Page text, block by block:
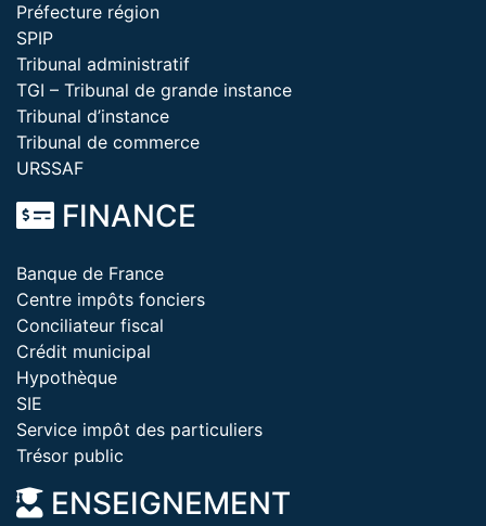
Préfecture région
SPIP
Tribunal administratif
TGI – Tribunal de grande instance
Tribunal d’instance
Tribunal de commerce
URSSAF
FINANCE
Banque de France
Centre impôts fonciers
Conciliateur fiscal
Crédit municipal
Hypothèque
SIE
Service impôt des particuliers
Trésor public
ENSEIGNEMENT